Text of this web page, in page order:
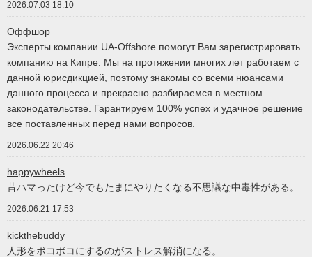
2026.07.03 18:10
Оффшор
Эксперты компании UA-Offshore помогут Вам зарегистрировать
компанию на Кипре. Мы на протяжении многих лет работаем с
данной юрисдикцией, поэтому знакомы со всеми нюансами
данного процесса и прекрасно разбираемся в местном
законодательстве. Гарантируем 100% успех и удачное решение
все поставленных перед нами вопросов.
2026.06.22 20:46
happywheels
昔ハマったけど今でもたまにやりたくなる不思議な中毒性がある。
2026.06.21 17:53
kickthebuddy
人形をボコボコにするのがストレス解消になる。